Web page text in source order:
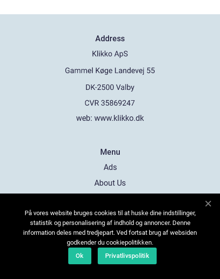
Address
web: www.klikko.dk
Menu
Ads
About Us
Contact
Sitemap
På vores website bruges cookies til at huske dine indstillinger,
statistik og personalisering af indhold og annoncer. Denne
information deles med tredjepart. Ved fortsat brug af websiden
godkender du cookiepolitikken.
Ok
Privatlivspolitik